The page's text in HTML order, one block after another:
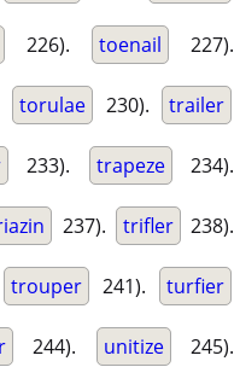
226). toenail 227).
torulae 230). trailer
233). trapeze 234).
237). trifler 238).
trouper 241). turfier
244). unitize 245).